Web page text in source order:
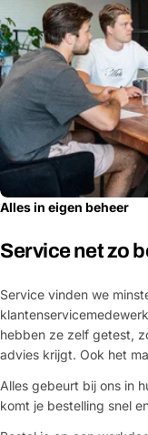
Alles in eigen beheer
Service net zo
Service vinden we
hebben ze zelf getest,
advies krijgt. Ook het
Alles gebeurt bij ons in
komt je bestelling snel